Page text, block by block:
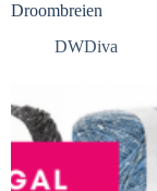
Droombreien
DWDiva